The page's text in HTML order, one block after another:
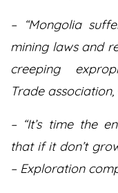
– “Mongolia
mining laws and
creeping
Trade
– “It’s time the
that if it don’t
– Exploration